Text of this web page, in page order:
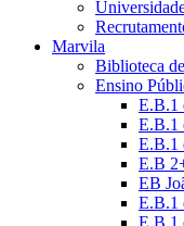
Marvila
Biblioteca
Ensino
E.B.1
E.B.1
E.B.1
E.B
EB
E.B.1
E.B.1